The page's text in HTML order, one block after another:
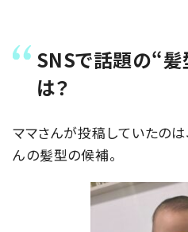
SNSで話題の“
は？
ママさんが投稿していたの
んの髪型の候補。